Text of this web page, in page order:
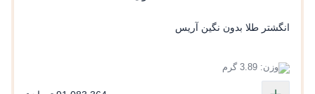
انگشتر طلا بدون نگین آریس
وزن: 3.89 گرم